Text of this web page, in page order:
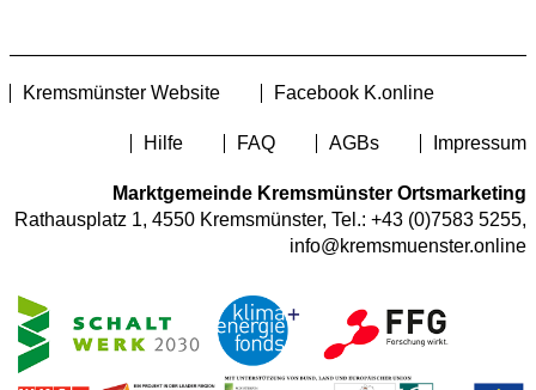
Kremsmünster Website Facebook K.online
Hilfe FAQ AGBs Impressum
Marktgemeinde Kremsmünster Ortsmarketing
Rathausplatz 1, 4550 Kremsmünster, Tel.: +43 (0)7583 5255,
info@kremsmuenster.online